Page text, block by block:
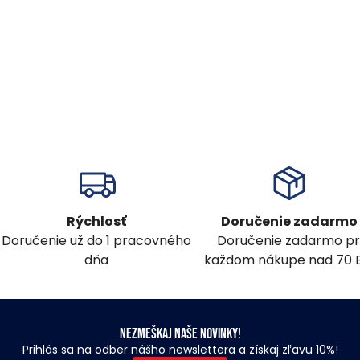
Rýchlosť
Doručenie už do 1 pracovného
dňa
Doručenie zadarmo
Doručenie zadarmo
každom nákupe nad 70
Nezmeškaj naše novinky!
Prihlás sa na odber nášho newslettera a získaj zľavu 10%!